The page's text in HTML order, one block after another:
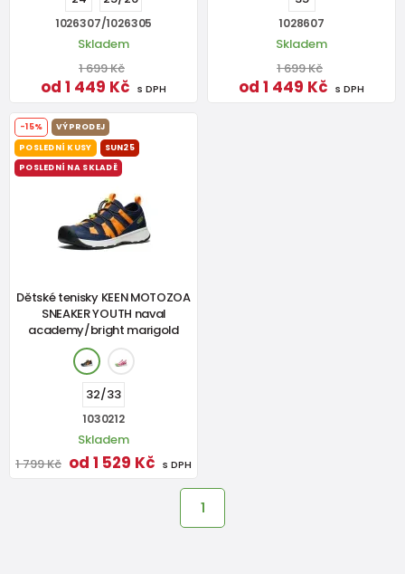
1026307/1026305
Skladem
1 699 Kč
od 1 449 Kč s DPH
1028607
Skladem
1 699 Kč
od 1 449 Kč s DPH
-15%
VÝPRODEJ
POSLEDNÍ KUSY
SUN25
POSLEDNÍ NA SKLADĚ
Dětské tenisky KEEN MOTOZOA
SNEAKER YOUTH naval
academy/bright marigold
32/33
1030212
Skladem
1 799 Kč od 1 529 Kč s DPH
1